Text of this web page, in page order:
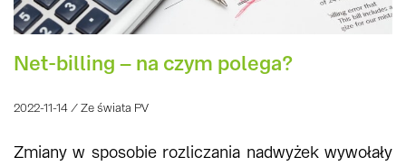
Net-billing – na czym polega?
2022-11-14 / Ze świata PV
Zmiany w sposobie rozliczania nadwyżek wywołały